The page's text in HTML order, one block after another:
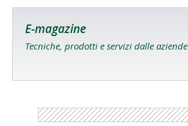
E-magazine
Tecniche, prodotti e servizi dalle aziende